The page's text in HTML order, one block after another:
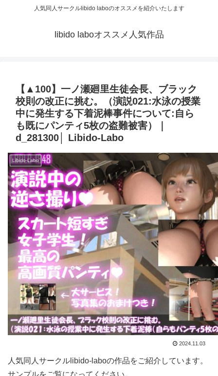
人気同人サークルlibido laboのオススメを紹介いたします
libido laboオススメ人気作品
【▲100】一ノ瀬廻里生徒会長、ブラック
校則の改正に挑む。（演説021:水泳の授業
中に発生する下着泥棒事件について:自ら
も既にパンティ5枚の盗難被害）｜
d_281300│ Libido-Labo
Libido-Labo
2024.11.03
人気同人サークルlibido-laboの作品をご紹介しています。
サンプルをご覧になってください。